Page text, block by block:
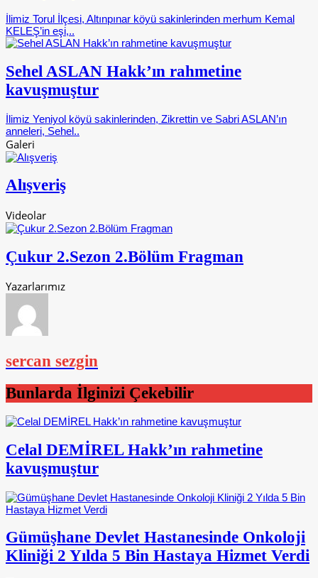
İlimiz Torul İlçesi, Altınpınar köyü sakinlerinden merhum Kemal
KELEŞ’in eşi,..
Sehel ASLAN Hakk’ın rahmetine
kavuşmuştur
İlimiz Yeniyol köyü sakinlerinden, Zikrettin ve Sabri ASLAN’ın
anneleri, Sehel..
Galeri
Alışveriş
Videolar
Çukur 2.Sezon 2.Bölüm Fragman
Yazarlarımız
sercan sezgin
Bunlarda İlginizi Çekebilir
Celal DEMİREL Hakk’ın rahmetine
kavuşmuştur
Gümüşhane Devlet Hastanesinde Onkoloji
Kliniği 2 Yılda 5 Bin Hastaya Hizmet Verdi